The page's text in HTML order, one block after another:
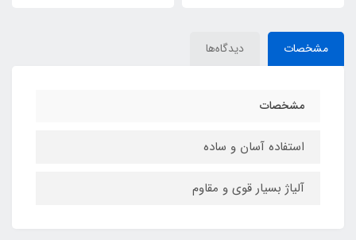
مشخصات دیدگاه‌ها
مشخصات
استفاده آسان و ساده
آلیاژ بسیار قوی و مقاوم